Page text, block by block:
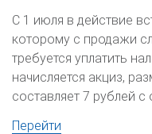
С 1 июля в действие
которому с продажи
требуется уплатить
начисляется акциз,
составляет 7 рублей с
Перейти